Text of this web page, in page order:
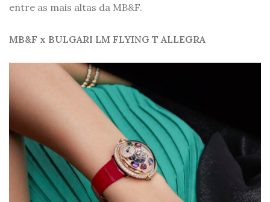
entre as mais altas da MB&F.
MB&F x BULGARI LM FLYING T ALLEGRA